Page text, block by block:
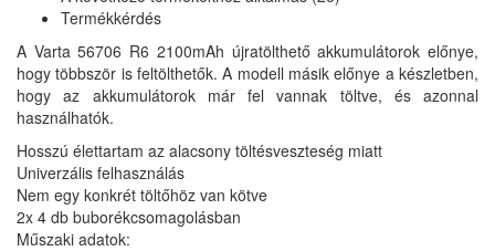
Termékkérdés
A Varta 56706 R6 2100mAh újratölthető akkumulátorok előnye,
hogy többször is feltölthetők. A modell másik előnye a készletben,
hogy az akkumulátorok már fel vannak töltve, és azonnal
használhatók.
Hosszú élettartam az alacsony töltésveszteség miatt
Univerzális felhasználás
Nem egy konkrét töltőhöz van kötve
2x 4 db buborékcsomagolásban
Műszaki adatok: